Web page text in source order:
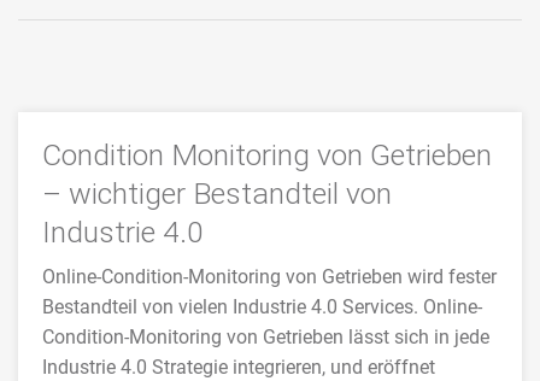
Condition Monitoring von Getrieben
– wichtiger Bestandteil von
Industrie 4.0
Online-Condition-Monitoring von Getrieben wird fester
Bestandteil von vielen Industrie 4.0 Services. Online-
Condition-Monitoring von Getrieben lässt sich in jede
Industrie 4.0 Strategie integrieren, und eröffnet